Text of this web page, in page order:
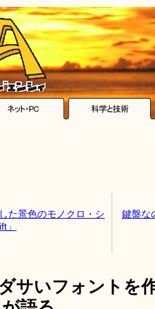
た景色のモノクロ・シ
」
鍵盤な
サいフォントを